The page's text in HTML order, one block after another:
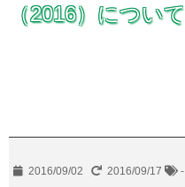
（2016）について
2016/09/02 2016/09/17 -